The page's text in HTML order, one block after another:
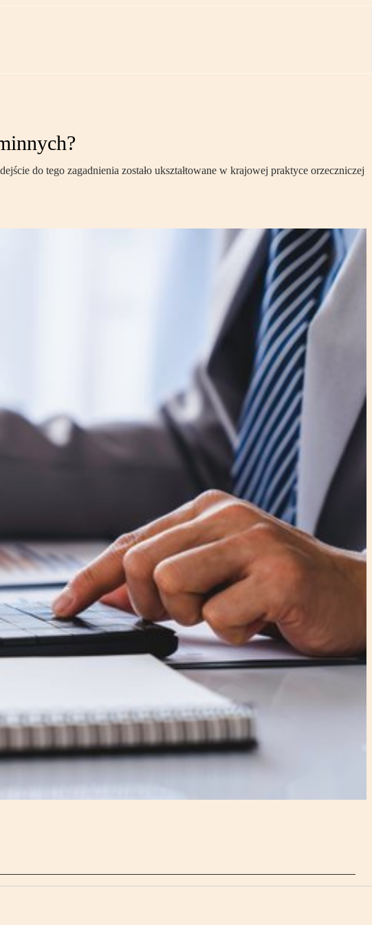
do tego zagadnienia zostało ukształtowane w krajowej praktyce orzeczniczej